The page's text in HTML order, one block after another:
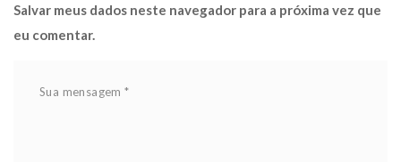
Salvar meus dados neste navegador para a próxima vez que
eu comentar.